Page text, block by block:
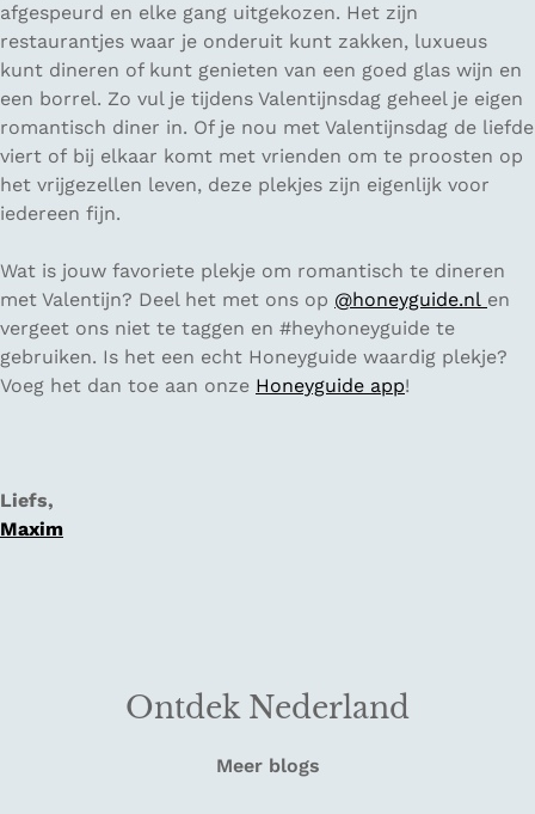
afgespeurd en elke gang uitgekozen. Het zijn
restaurantjes waar je onderuit kunt zakken, luxueus
kunt dineren of kunt genieten van een goed glas wijn en
een borrel. Zo vul je tijdens Valentijnsdag geheel je eigen
romantisch diner in. Of je nou met Valentijnsdag de liefde
viert of bij elkaar komt met vrienden om te proosten op
het vrijgezellen leven, deze plekjes zijn eigenlijk voor
iedereen fijn.
Wat is jouw favoriete plekje om romantisch te dineren
met Valentijn? Deel het met ons op @honeyguide.nl en
vergeet ons niet te taggen en #heyhoneyguide te
gebruiken. Is het een echt Honeyguide waardig plekje?
Voeg het dan toe aan onze Honeyguide app!
Liefs,
Maxim
Ontdek Nederland
Meer blogs